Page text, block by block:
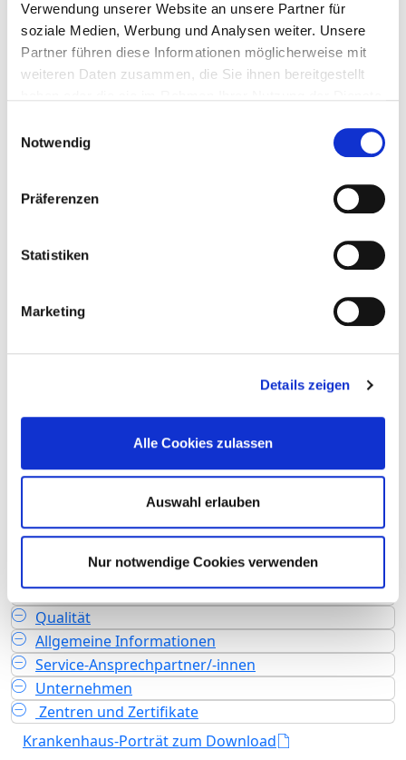
Verwendung unserer Website an unsere Partner für
soziale Medien, Werbung und Analysen weiter. Unsere
Partner führen diese Informationen möglicherweise mit
weiteren Daten zusammen, die Sie ihnen bereitgestellt
Notwendig
Präferenzen
Statistiken
Marketing
Details zeigen
Alle Cookies zulassen
Auswahl erlauben
Nur notwendige Cookies verwenden
Neue Bergstraße 6
13585 Berlin
Tel.:030-130-10
Anfahrt
Weitere Standorte
Teilstationäre Fallzahl: 2.026
Krankenhausträger: Vivantes - Netzwerk für
Gesundheit GmbH (Eigentümer: Land Berlin)
Akademisches Lehrkrankenhaus
Fachabteilungen
Leistungen & Service
Qualität
Allgemeine Informationen
Service-Ansprechpartner/-innen
Unternehmen
Zentren und Zertifikate
Krankenhaus-Porträt zum Download